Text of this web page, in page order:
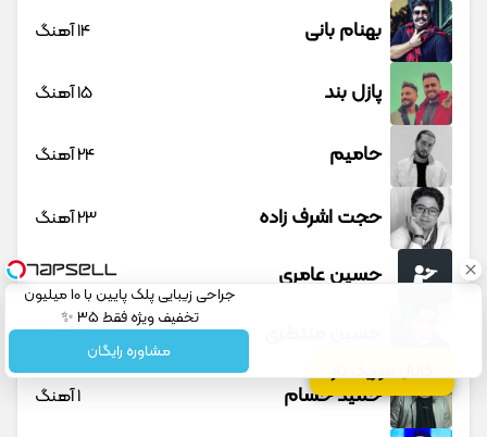
کانال موزیک تار
بهنام بانی 14 آهنگ
پازل بند 15 آهنگ
حامیم 24 آهنگ
حجت اشرف زاده 23 آهنگ
حسین عامری 1 آهنگ
12 آهنگ
حمید حسام 1 آهنگ
جراحی زیبایی پلک پایین با 10 میلیون
تخفیف ویژه فقط 35 ✨
مشاوره رایگان